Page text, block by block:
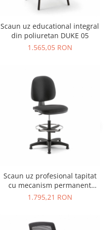
Scaun uz educational integral
din poliuretan DUKE 05
1.565,05 RON
Scaun uz profesional tapitat
cu mecanism permanent
contact TIGER STOOL 01
1.795,21 RON